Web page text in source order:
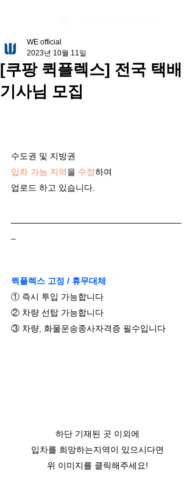
[쿠팡 퀵플렉스] 전국 택배
기사님 모집
WE official
2023년 10월 11일
수도권 및 지방권
입차 가능 지역을 수정하여
업로드 하고 있습니다.
퀵플렉스 고정 / 휴무대체
① 즉시 투입 가능합니다
② 차량 선탑 가능합니다
③ 차량, 화물운송종사자격증 필수입니다
하단 기재된 곳 이외에
입차를 희망하는지역이 있으시다면
위 이미지를 클릭해주세요!